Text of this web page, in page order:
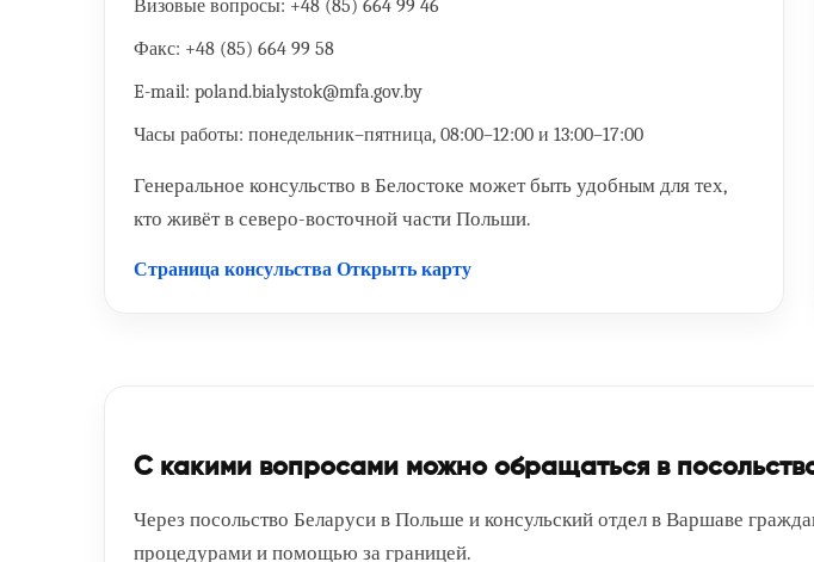
Визовые вопросы: +48 (85) 664 99 46
Факс: +48 (85) 664 99 58
E-mail: poland.bialystok@mfa.gov.by
Часы работы: понедельник–пятница, 08:00–12:00 и 13:00–17:00
Генеральное консульство в Белостоке может быть удобным для тех,
кто живёт в северо-восточной части Польши.
Страница консульства Открыть карту
С какими вопросами можно обращаться в
Через посольство Беларуси в Польше и консульский отдел в Варшаве
процедурами и помощью за границей.